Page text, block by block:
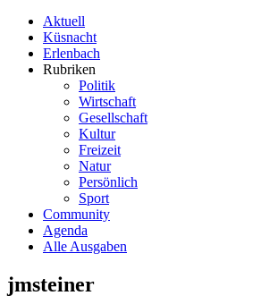
Aktuell
Küsnacht
Erlenbach
Rubriken
Politik
Wirtschaft
Gesellschaft
Kultur
Freizeit
Natur
Persönlich
Sport
Community
Agenda
Alle Ausgaben
jmsteiner